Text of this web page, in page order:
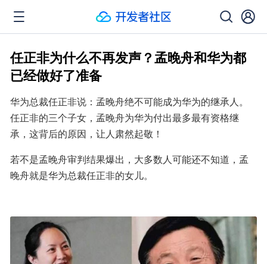
任正非为什么不再发声？孟晚舟和华为都
已经做好了准备
华为总裁任正非说：孟晚舟绝不可能成为华为的继承人。
任正非的三个子女，孟晚舟为华为付出最多最有资格继
承，这背后的原因，让人肃然起敬！
若不是孟晚舟审判结果爆出，大多数人可能还不知道，孟
晚舟就是华为总裁任正非的女儿。